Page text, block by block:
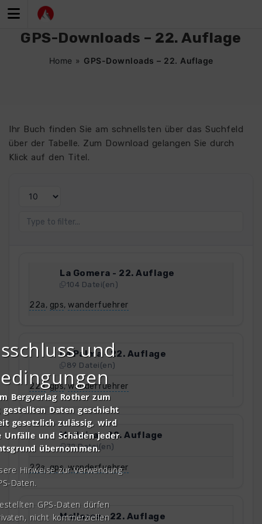
Inhalt
GPS-Downloads – 22. Auflage
Home » GPS-Downloads – 22. Auflage
Ihr Buch finden Sie am schnellsten über das Suchfeld
über der Tabelle. Zum Download gelangen Sie durch
Klick auf den Titel.
La Gomera - 22. Auflage
104 Datei(en)
22a, gps, wanderfuehrer
La Palma - 22. Auflage
89 Datei(en)
22a,gps,wanderfuehrer
Madeira - 22. Auflage
72 Datei(en)
22a,gps,wanderfuehrer
Mallorca - 22. Auflage
und
Bergverlag Rother zum
Daten geschieht
gesetzlich zulässig, wird
und Schäden jeder
übernommen.
Hinweise zur Verwendung
Daten.
GPS-Daten dürfen
nicht kommerziellen